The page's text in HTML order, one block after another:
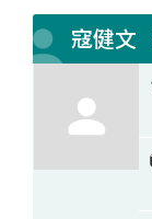
寇健文